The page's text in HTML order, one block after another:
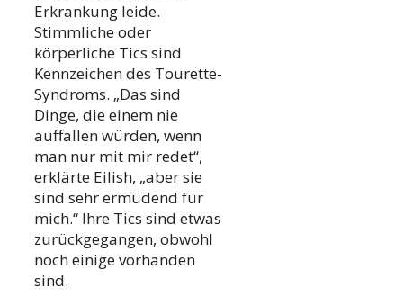
Erkrankung leide.
Stimmliche oder
körperliche Tics sind
Kennzeichen des Tourette-
Syndroms. „Das sind
Dinge, die einem nie
auffallen würden, wenn
man nur mit mir redet“,
erklärte Eilish, „aber sie
sind sehr ermüdend für
mich.“ Ihre Tics sind etwas
zurückgegangen, obwohl
noch einige vorhanden
sind.